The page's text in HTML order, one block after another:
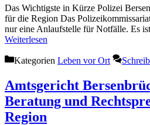
Das Wichtigste in Kürze Polizei
für die Region Das
nur eine Anlaufstelle für Notfälle. Es
Weiterlesen
Kategorien Leben vor Ort
Amtsgericht
Beratung und
Region